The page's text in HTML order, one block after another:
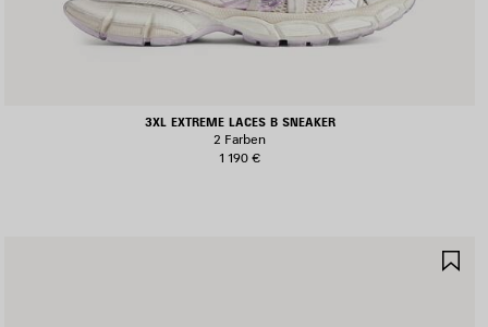
3XL EXTREME LACES B SNEAKER
2 Farben
1 190 €